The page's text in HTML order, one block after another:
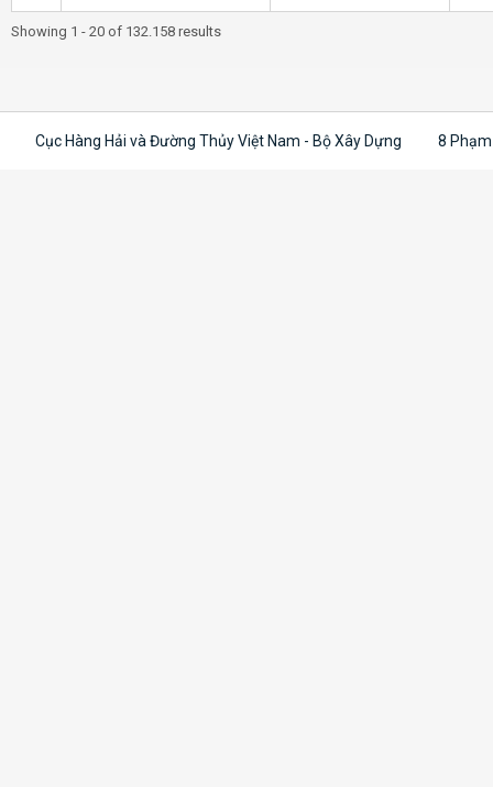
Showing 1 - 20 of 132.158 results
Cục Hàng Hải và Đường Thủy Việt Nam - Bộ Xây Dựng 8 Phạm